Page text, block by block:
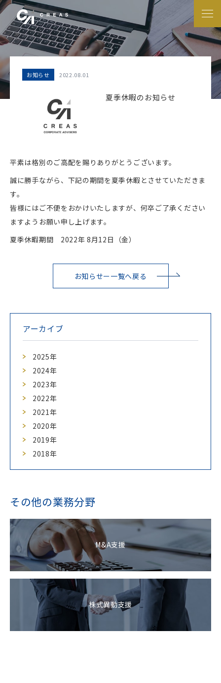
お知らせ 2022.08.01
夏季休暇のお知らせ
平素は格別のご高配を賜りありがとうございます。
誠に勝手ながら、下記の期間を夏季休暇とさせていただきま
す。
皆様にはご不便をおかけいたしますが、何卒ご了承ください
ますようお願い申し上げます。
夏季休暇期間 2022年 8月12日（金）
お知らせー一覧へ戻る
アーカイブ
2025年
2024年
2023年
2022年
2021年
2020年
2019年
2018年
その他の業務分野
M&A支援
株式異動支援